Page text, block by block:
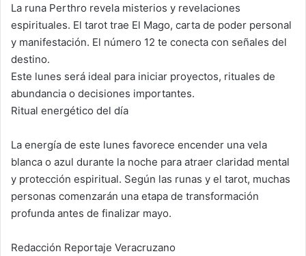
La runa Perthro revela misterios y revelaciones
espirituales. El tarot trae El Mago, carta de poder personal
y manifestación. El número 12 te conecta con señales del
destino.
Este lunes será ideal para iniciar proyectos, rituales de
abundancia o decisiones importantes.
Ritual energético del día
La energía de este lunes favorece encender una vela
blanca o azul durante la noche para atraer claridad mental
y protección espiritual. Según las runas y el tarot, muchas
personas comenzarán una etapa de transformación
profunda antes de finalizar mayo.
Redacción Reportaje Veracruzano